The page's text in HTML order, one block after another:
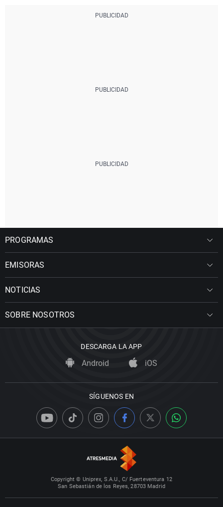
PROGRAMAS
EMISORAS
NOTICIAS
SOBRE NOSOTROS
DESCARGA LA APP
Android iOS
SÍGUENOS EN
Copyright © Uniprex, S.A.U., C/ Fuerteventura 12
San Sebastián de los Reyes, 28703 Madrid